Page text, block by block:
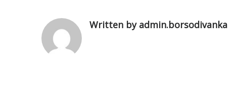
Written by admin.borsodivanka